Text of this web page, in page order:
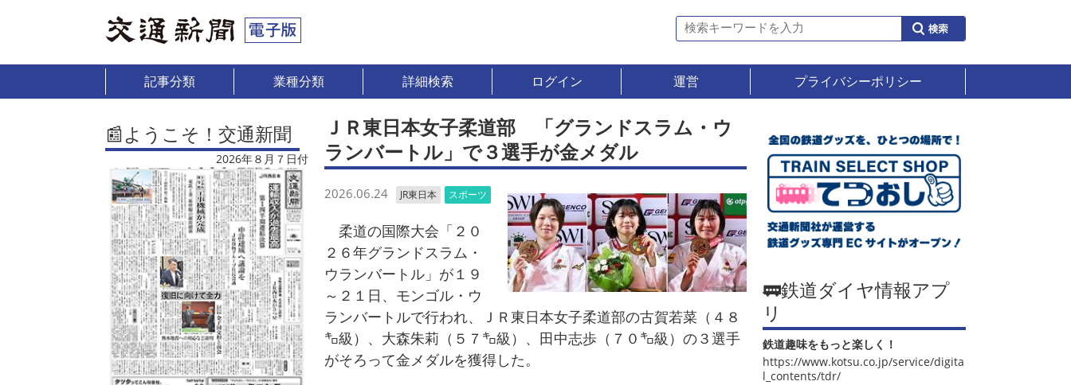
記事分類 業種分類 詳細検索 ログイン 運営 プライバシーポリシー
📰ようこそ！交通新聞
2026年８月７日付
ＪＲ東日本女子柔道部 「グランドスラム・ウ
ランバートル」で３選手が金メダル
2026.06.24 JR東日本 スポーツ
柔道の国際大会「２０
２６年グランドスラム・
ウランバートル」が１９
～２１日、モンゴル・ウ
ランバートルで行われ、ＪＲ東日本女子柔道部の古賀若菜（４８
㌔級）、大森朱莉（５７㌔級）、田中志歩（７０㌔級）の３選手
がそろって金メダルを獲得した。
🚃鉄道ダイヤ情報アプ
リ
鉄道趣味をもっと楽しく！
https://www.kotsu.co.jp/service/digita
l_contents/tdr/